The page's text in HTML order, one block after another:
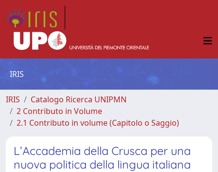
IRIS
IRIS
Catalogo Ricerca UNIPMN
2 Contributo in Volume
2.1 Contributo in volume (Capitolo o Saggio)
L’Accademia della Crusca per una
nuova politica della lingua italiana